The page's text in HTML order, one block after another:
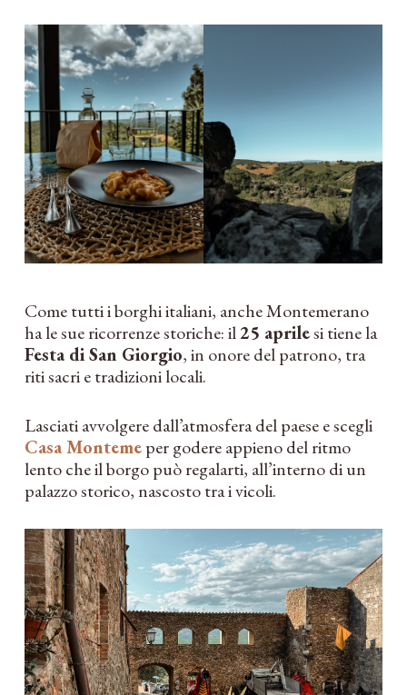
Come tutti i borghi italiani, anche Montemerano
ha le sue ricorrenze storiche: il25 aprilesi tiene la
Festa di San Giorgio, in onore del patrono, tra
riti sacri e tradizioni locali.
Lasciati avvolgere dall’atmosfera del paese e scegli
Casa Montemeper godere appieno del ritmo
lento che il borgo può regalarti, all’interno di un
palazzo storico, nascosto tra i vicoli.